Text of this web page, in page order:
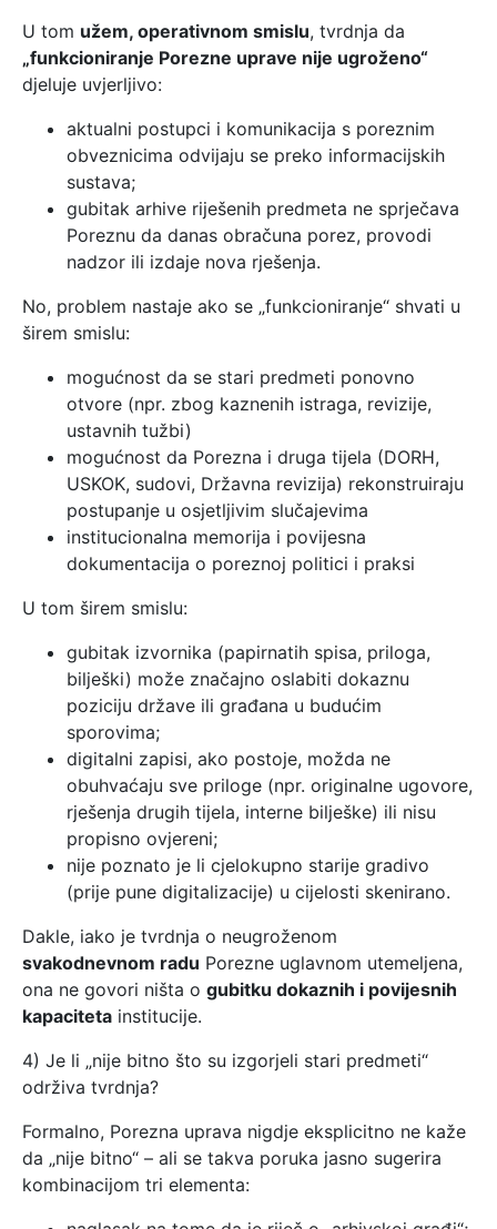
U tom užem, operativnom smislu, tvrdnja da
„funkcioniranje Porezne uprave nije ugroženo“
djeluje uvjerljivo:
aktualni postupci i komunikacija s poreznim
obveznicima odvijaju se preko informacijskih
sustava;
gubitak arhive riješenih predmeta ne sprječava
Poreznu da danas obračuna porez, provodi
nadzor ili izdaje nova rješenja.
No, problem nastaje ako se „funkcioniranje“ shvati u
širem smislu:
mogućnost da se stari predmeti ponovno
otvore (npr. zbog kaznenih istraga, revizije,
ustavnih tužbi)
mogućnost da Porezna i druga tijela (DORH,
USKOK, sudovi, Državna revizija) rekonstruiraju
postupanje u osjetljivim slučajevima
institucionalna memorija i povijesna
dokumentacija o poreznoj politici i praksi
U tom širem smislu:
gubitak izvornika (papirnatih spisa, priloga,
bilješki) može značajno oslabiti dokaznu
poziciju države ili građana u budućim
sporovima;
digitalni zapisi, ako postoje, možda ne
obuhvaćaju sve priloge (npr. originalne ugovore,
rješenja drugih tijela, interne bilješke) ili nisu
propisno ovjereni;
nije poznato je li cjelokupno starije gradivo
(prije pune digitalizacije) u cijelosti skenirano.
Dakle, iako je tvrdnja o neugroženom
svakodnevnom radu Porezne uglavnom utemeljena,
ona ne govori ništa o gubitku dokaznih i povijesnih
kapaciteta institucije.
4) Je li „nije bitno što su izgorjeli stari predmeti“
održiva tvrdnja?
Formalno, Porezna uprava nigdje eksplicitno ne kaže
da „nije bitno“ – ali se takva poruka jasno sugerira
kombinacijom tri elementa: